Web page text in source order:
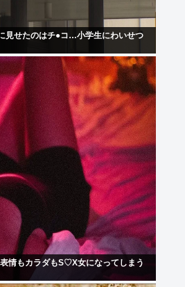
見せたのはチ●コ…小学生にわいせつ
情もカラダもS♡X女になってしまう